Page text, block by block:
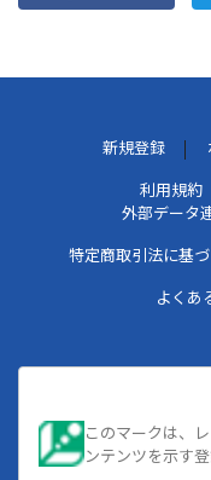
新規登録
利用規約
外部データ
特定商取引法に基
よくあ
このマークは、
ンテンツを示す